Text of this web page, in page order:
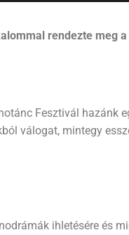
rendezte meg a
Fesztivál hazánk
válogat, mintegy
ihletésére és